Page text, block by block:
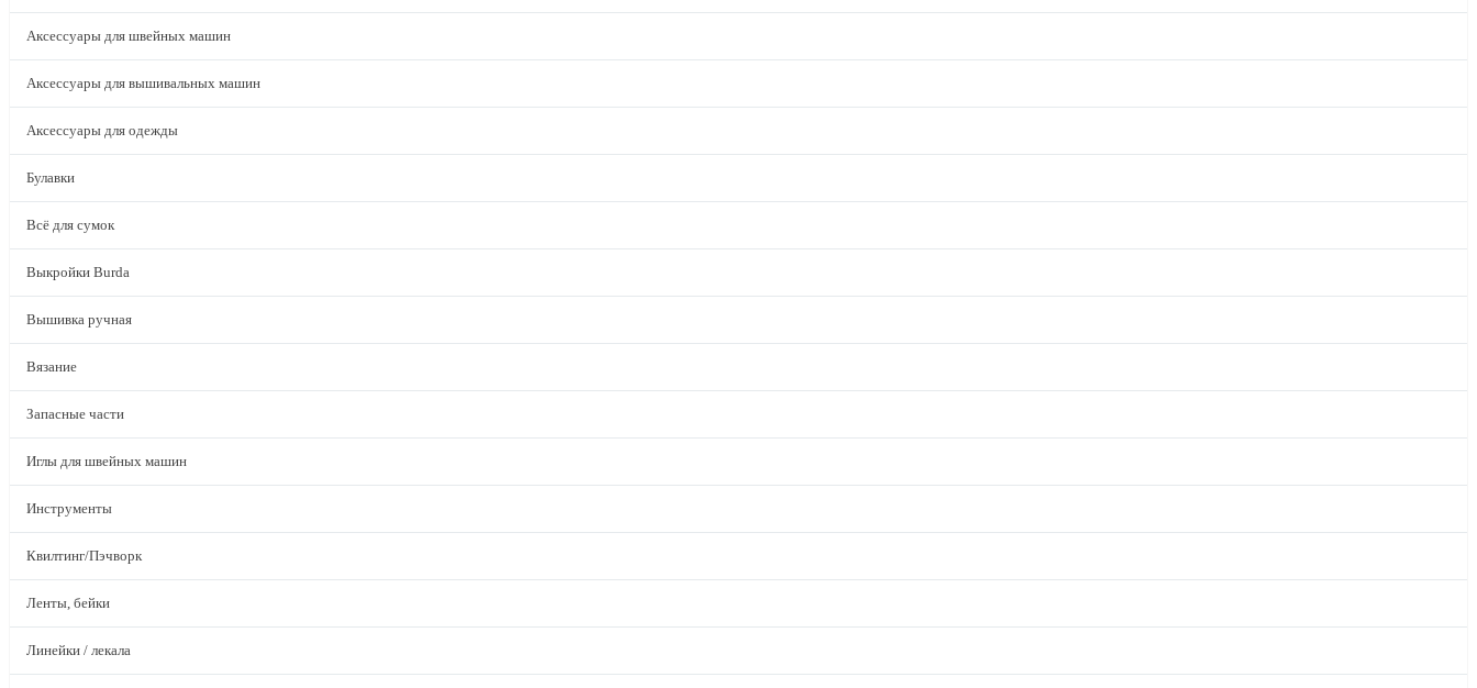
Аксессуары для швейных машин
Аксессуары для вышивальных машин
Аксессуары для одежды
Булавки
Всё для сумок
Выкройки Burda
Вышивка ручная
Вязание
Запасные части
Иглы для швейных машин
Инструменты
Квилтинг/Пэчворк
Ленты, бейки
Линейки / лекала